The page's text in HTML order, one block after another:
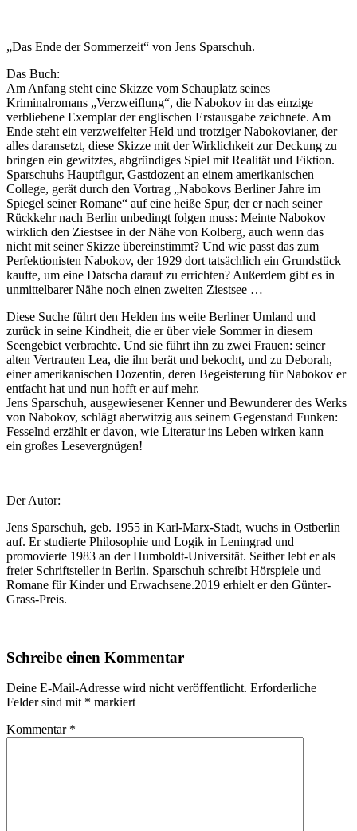
„Das Ende der Sommerzeit“ von Jens Sparschuh.
Das Buch:
Am Anfang steht eine Skizze vom Schauplatz seines
Kriminalromans „Verzweiflung“, die Nabokov in das einzige
verbliebene Exemplar der englischen Erstausgabe zeichnete. Am
Ende steht ein verzweifelter Held und trotziger Nabokovianer, der
alles daransetzt, diese Skizze mit der Wirklichkeit zur Deckung zu
bringen ein gewitztes, abgründiges Spiel mit Realität und Fiktion.
Sparschuhs Hauptfigur, Gastdozent an einem amerikanischen
College, gerät durch den Vortrag „Nabokovs Berliner Jahre im
Spiegel seiner Romane“ auf eine heiße Spur, der er nach seiner
Rückkehr nach Berlin unbedingt folgen muss: Meinte Nabokov
wirklich den Ziestsee in der Nähe von Kolberg, auch wenn das
nicht mit seiner Skizze übereinstimmt? Und wie passt das zum
Perfektionisten Nabokov, der 1929 dort tatsächlich ein Grundstück
kaufte, um eine Datscha darauf zu errichten? Außerdem gibt es in
unmittelbarer Nähe noch einen zweiten Ziestsee …
Diese Suche führt den Helden ins weite Berliner Umland und
zurück in seine Kindheit, die er über viele Sommer in diesem
Seengebiet verbrachte. Und sie führt ihn zu zwei Frauen: seiner
alten Vertrauten Lea, die ihn berät und bekocht, und zu Deborah,
einer amerikanischen Dozentin, deren Begeisterung für Nabokov er
entfacht hat und nun hofft er auf mehr.
Jens Sparschuh, ausgewiesener Kenner und Bewunderer des Werks
von Nabokov, schlägt aberwitzig aus seinem Gegenstand Funken:
Fesselnd erzählt er davon, wie Literatur ins Leben wirken kann –
ein großes Lesevergnügen!
Der Autor:
Jens Sparschuh, geb. 1955 in Karl-Marx-Stadt, wuchs in Ostberlin
auf. Er studierte Philosophie und Logik in Leningrad und
promovierte 1983 an der Humboldt-Universität. Seither lebt er als
freier Schriftsteller in Berlin. Sparschuh schreibt Hörspiele und
Romane für Kinder und Erwachsene.2019 erhielt er den Günter-
Grass-Preis.
Schreibe einen Kommentar
Deine E-Mail-Adresse wird nicht veröffentlicht. Erforderliche
Felder sind mit * markiert
Kommentar *